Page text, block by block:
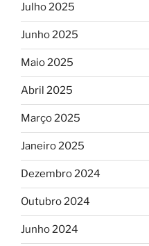
Julho 2025
Junho 2025
Maio 2025
Abril 2025
Março 2025
Janeiro 2025
Dezembro 2024
Outubro 2024
Junho 2024